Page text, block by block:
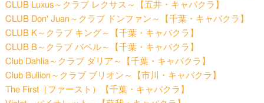
CLUB Luxus～クラブ レクサス～【五井・キャバクラ】
CLUB Don' Juan～クラブ ドンファン～【千葉・キャバクラ】
CLUB K～クラブ キング～【千葉・キャバクラ】
CLUB B～クラブ バベル～【千葉・キャバクラ】
Club Dahlia～クラブ ダリア～【千葉・キャバクラ】
Club Bullion～クラブ ブリオン～【市川・キャバクラ】
The First（ファースト）【千葉・キャバクラ】